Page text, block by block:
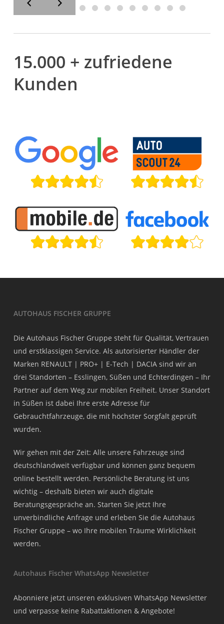
15.000 + zufriedene
Kunden
AUTOHAUS FISCHER GRUPPE
Die Autohaus Fischer Gruppe steht für Qualität, Vertrauen
und erstklassigen Service. Als autorisierter Händler der
Marken RENAULT | PRO+ | E-Tech | DACIA sind wir an
drei Standorten – Esslingen, Süßen und Echterdingen – Ihr
Partner auf dem Weg zur mobilen Freiheit. Unser Standort
in Süßen ist dabei Ihre erste Adresse für
Gebrauchtfahrzeuge, die mit höchster Sorgfalt geprüft
wurden.
Wir gehen mit der Zeit: Alle unsere Fahrzeuge sind
deutschlandweit verfügbar und können ganz bequem
online bestellt werden. Persönliche Beratung ist uns
wichtig – deshalb bieten wir auch digitale
Beratungsgespräche an. Starten Sie jetzt Ihre
unverbindliche Anfrage und erleben Sie die Autohaus
Fischer Gruppe – wo Ihre mobilen Träume Wirklichkeit
werden.
Autohaus Fischer WhatsApp Newsletter
Abonniere jetzt unseren exklusiven WhatsApp Newsletter
und verpasse keine Rabattaktionen & Angebote!